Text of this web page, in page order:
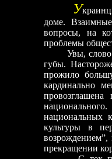
У
доме.
вопросы, на
проблемы
Увы,
губы.
прожило
кардинально
национальных
культуры в
прекращении